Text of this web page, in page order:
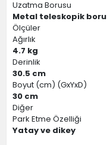
Uzatma Borusu
Metal teleskopik boru
Ölçüler
Ağırlık
4.7 kg
Derinlik
30.5 cm
Boyut (cm) (GxYxD)
30 cm
Diğer
Park Etme Özelliği
Yatay ve dikey